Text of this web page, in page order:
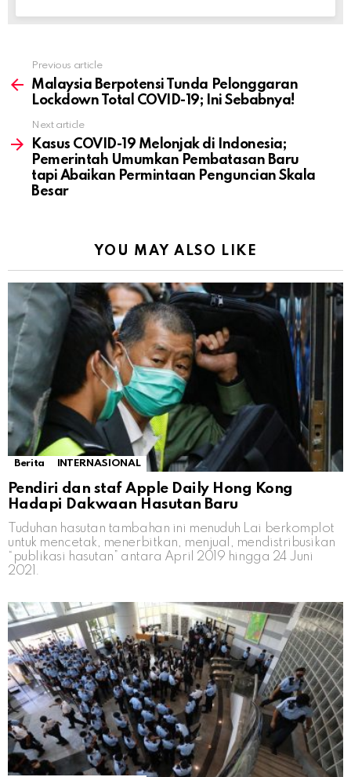
more
Previous article
Malaysia Berpotensi Tunda Pelonggaran
Lockdown Total COVID-19; Ini Sebabnya!
Next article
Kasus COVID-19 Melonjak di Indonesia;
Pemerintah Umumkan Pembatasan Baru
tapi Abaikan Permintaan Penguncian Skala
Besar
YOU MAY ALSO LIKE
Berita INTERNASIONAL
Pendiri dan staf Apple Daily Hong Kong
Hadapi Dakwaan Hasutan Baru
Tuduhan hasutan tambahan ini menuduh Lai berkomplot
untuk mencetak, menerbitkan, menjual, mendistribusikan
“publikasi hasutan” antara April 2019 hingga 24 Juni
2021.